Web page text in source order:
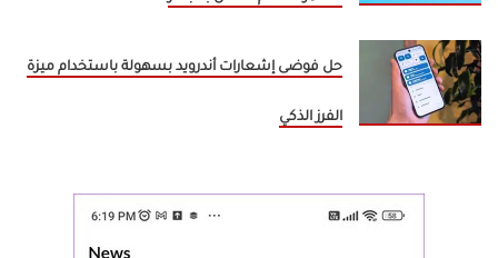
حل فوضى إشعارات أندرويد بسهولة باستخدام ميزة
الفرز الذكي